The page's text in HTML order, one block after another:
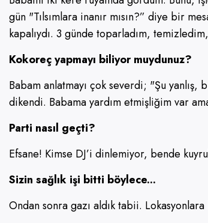
gün "Tılsımlara inanır mısın?” diye bir
kapalıydı. 3 günde toparladım,
Kokoreç yapmayı biliyor muydunuz?
Babam anlatmayı çok severdi; "Şu
dikendi. Babama yardım etmişliğim var
Parti nasıl geçti?
Efsane! Kimse DJ’i dinlemiyor, bende
Sizin sağlık işi bitti böylece...
Ondan sonra gazı aldık tabii.